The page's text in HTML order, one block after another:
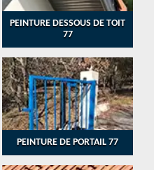
PEINTURE DESSOUS DE TOIT
77
PEINTURE DE PORTAIL 77